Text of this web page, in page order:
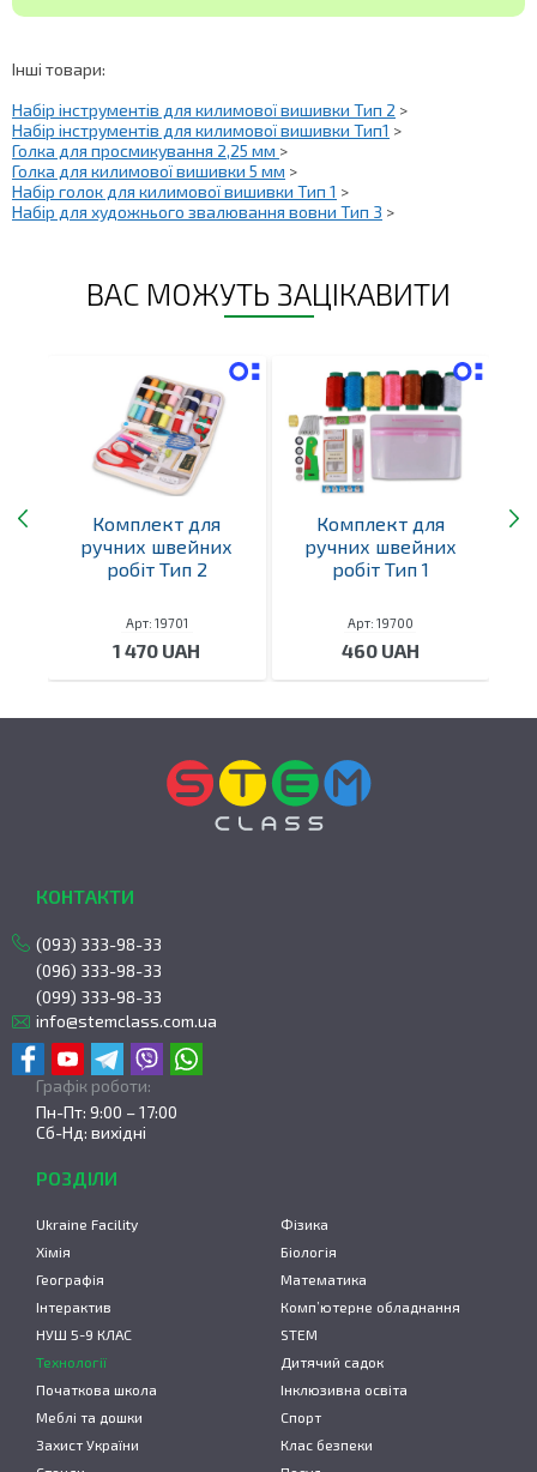
Інші товари:
Набір інструментів для килимової вишивки Тип 2 >
Набір інструментів для килимової вишивки Тип1 >
Голка для просмикування 2,25 мм >
Голка для килимової вишивки 5 мм >
Набір голок для килимової вишивки Тип 1 >
Набір для художнього звалювання вовни Тип 3 >
ВАС МОЖУТЬ ЗАЦІКАВИТИ
Комплект для
ручних швейних
робіт Тип 2
Арт: 19701
1 470 UAH
Комплект для
ручних швейних
робіт Тип 1
Арт: 19700
460 UAH
КОНТАКТИ
(093) 333-98-33
(096) 333-98-33
(099) 333-98-33
info@stemclass.com.ua
Графік роботи:
Пн-Пт: 9:00 – 17:00
Сб-Нд: вихідні
РОЗДІЛИ
Ukraine Facility
Фізика
Хімія
Біологія
Географія
Математика
Інтерактив
Комп’ютерне обладнання
НУШ 5-9 КЛАС
STEM
Технології
Дитячий садок
Початкова школа
Інклюзивна освіта
Меблі та дошки
Спорт
Захист України
Клас безпеки